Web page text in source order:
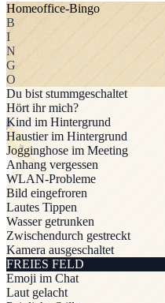
Homeoffice-Bingo
B
I
N
G
O
Du bist stummgeschaltet
Hört ihr mich?
Kind im Hintergrund
Haustier im Hintergrund
Jogginghose im Meeting
Anhang vergessen
WLAN-Probleme
Bild eingefroren
Lautes Tippen
Wasser getrunken
Zwischendurch gestreckt
Kamera ausgeschaltet
FREIES FELD
Emoji im Chat
Laut gelacht